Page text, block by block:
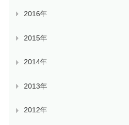
2016年
2015年
2014年
2013年
2012年